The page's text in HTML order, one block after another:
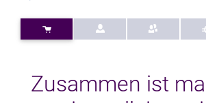
Zusammen ist